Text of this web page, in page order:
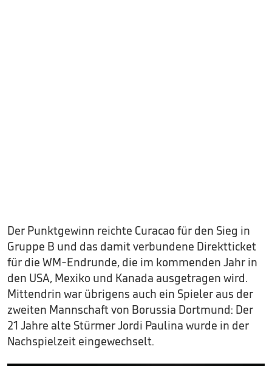
Der Punktgewinn reichte Curacao für den Sieg in
Gruppe B und das damit verbundene Direktticket
für die WM-Endrunde, die im kommenden Jahr in
den USA, Mexiko und Kanada ausgetragen wird.
Mittendrin war übrigens auch ein Spieler aus der
zweiten Mannschaft von Borussia Dortmund: Der
21 Jahre alte Stürmer Jordi Paulina wurde in der
Nachspielzeit eingewechselt.